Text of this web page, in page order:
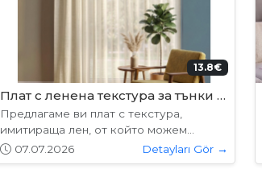
204.52€ (400лв.)
VP-01S Алабама
Вратите се предлагат в следните
размери: 87х204см. 77х204см...
01.05.2026
Detayları Gör →